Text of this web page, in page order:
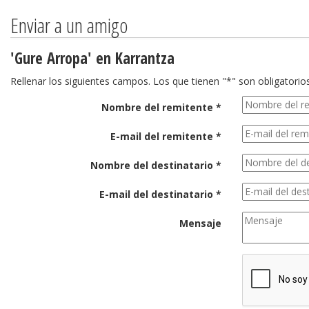
Enviar a un amigo
'Gure Arropa' en Karrantza
Rellenar los siguientes campos. Los que tienen "*" son
Nombre del remitente *
E-mail del remitente *
Nombre del destinatario *
E-mail del destinatario *
Mensaje